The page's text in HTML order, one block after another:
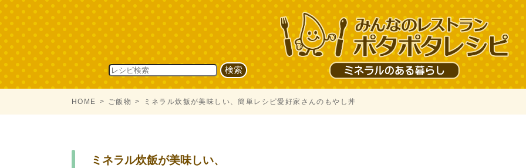
HOME ご飯物 ミネラル炊飯が美味しい、簡単レシピ愛好家さんのもやし丼
ミネラル炊飯が美味しい、